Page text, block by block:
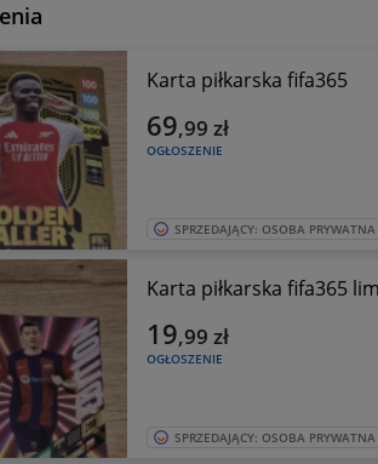
Karta piłkarska fifa365
OGŁOSZENIE
69,99 zł
SPRZEDAJĄCY: OSOBA PRYWATNA
Karta
OGŁOSZENIE
19,99 zł
SPRZEDAJĄCY: OSOBA PRYWATNA